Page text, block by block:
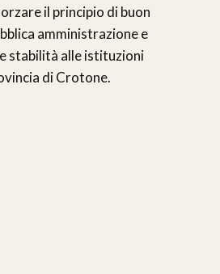
il principio di buon
amministrazione e
stabilità alle istituzioni
di Crotone.